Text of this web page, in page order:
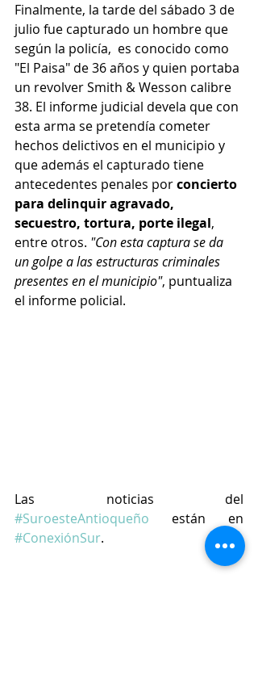
Finalmente, la tarde del sábado 3 de
julio fue capturado un hombre que
según la policía,  es conocido como
"El Paisa" de 36 años y quien portaba
un revolver Smith & Wesson calibre
38. El informe judicial devela que con
esta arma se pretendía cometer
hechos delictivos en el municipio y
que además el capturado tiene
antecedentes penales por concierto
para delinquir agravado,
secuestro, tortura, porte ilegal,
entre otros. "Con esta captura se da
un golpe a las estructuras criminales
presentes en el municipio", puntualiza
el informe policial.
#SuroesteAntioqueño
#ConexiónSur.